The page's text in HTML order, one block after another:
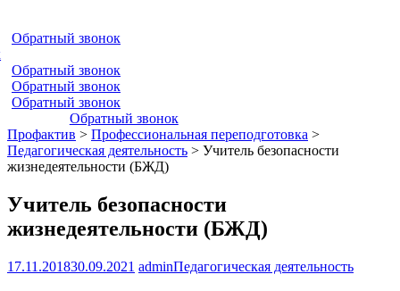
Обратный звонок
Обратный звонок
Обратный звонок
Обратный звонок
Обратный звонок
Профактив > Профессиональная переподготовка >
Педагогическая деятельность > Учитель безопасности
жизнедеятельности (БЖД)
Учитель безопасности
жизнедеятельности (БЖД)
17.11.201830.09.2021 adminПедагогическая деятельность